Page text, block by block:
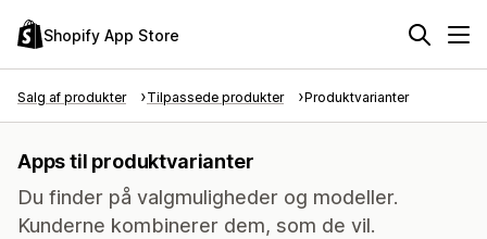
Shopify App Store
Salg af produkter Tilpassede produkter Produktvarianter
Apps til produktvarianter
Du finder på valgmuligheder og modeller.
Kunderne kombinerer dem, som de vil.